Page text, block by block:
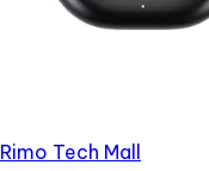
Rimo Tech Mall